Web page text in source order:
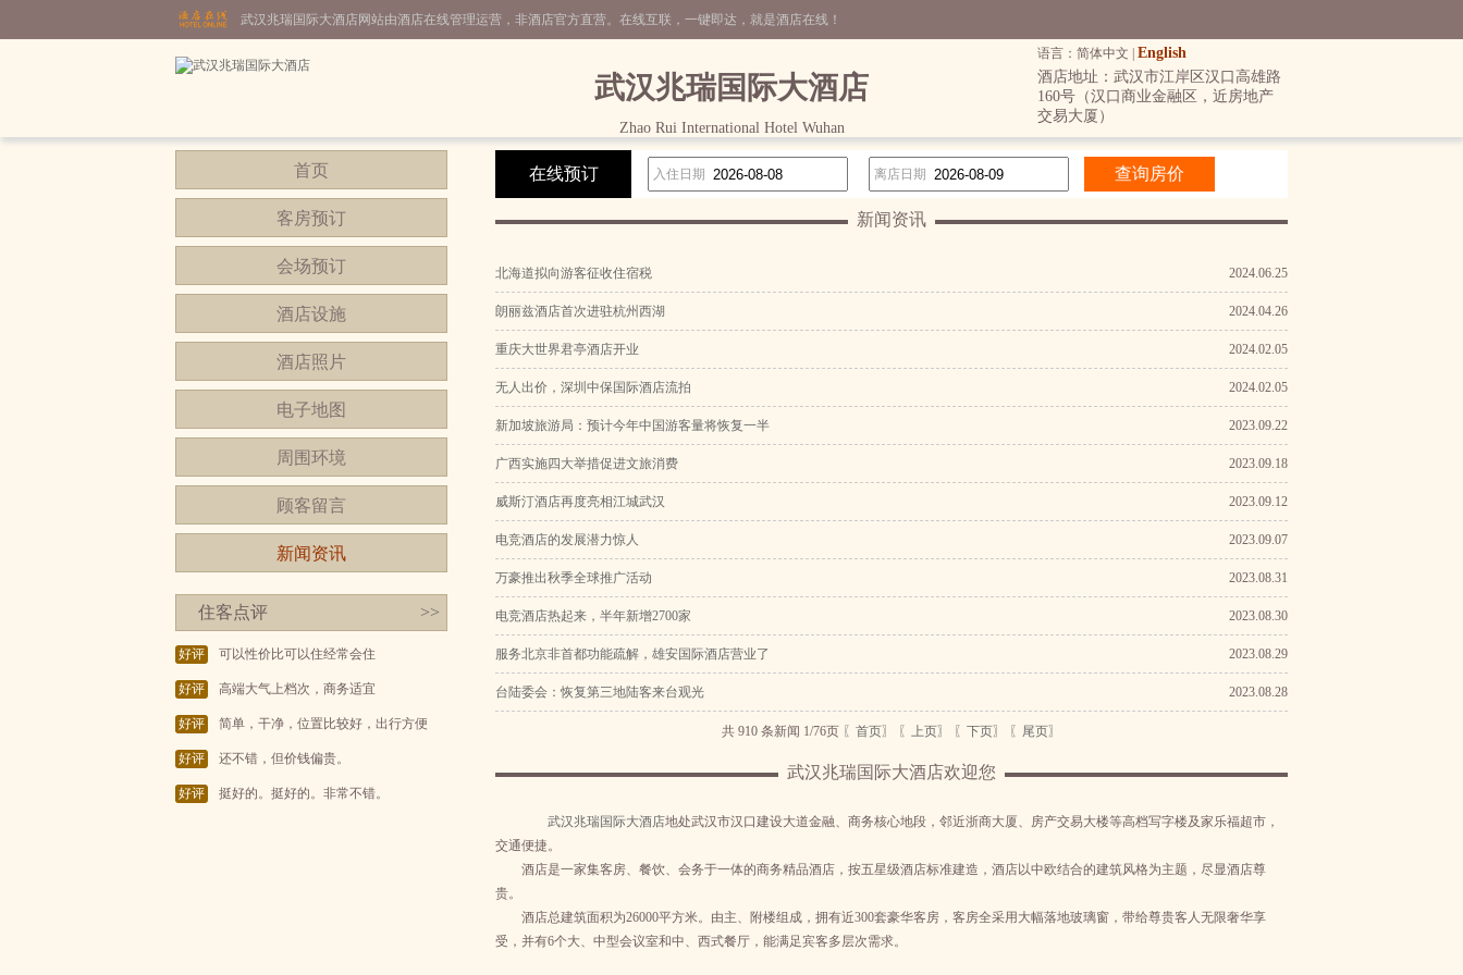
武汉兆瑞国际大酒店网站由酒店在线管理运营，非酒店官方直营。在线互联，一键即达，就是酒店在线！
语言：简体中文 | English
武汉兆瑞国际大酒店
Zhao Rui International Hotel Wuhan
酒店地址：武汉市江岸区汉口高雄路
160号（汉口商业金融区，近房地产
交易大厦）
首页
客房预订
会场预订
酒店设施
酒店照片
电子地图
周围环境
顾客留言
新闻资讯
住客点评 >>
好评 可以性价比可以住经常会住
好评 高端大气上档次，商务适宜
好评 简单，干净，位置比较好，出行方便
好评 还不错，但价钱偏贵。
好评 挺好的。挺好的。非常不错。
在线预订 入住日期 离店日期
新闻资讯
北海道拟向游客征收住宿税 2024.06.25
朗丽兹酒店首次进驻杭州西湖 2024.04.26
重庆大世界君亭酒店开业 2024.02.05
无人出价，深圳中保国际酒店流拍 2024.02.05
新加坡旅游局：预计今年中国游客量将恢复一半 2023.09.22
广西实施四大举措促进文旅消费 2023.09.18
威斯汀酒店再度亮相江城武汉 2023.09.12
电竞酒店的发展潜力惊人 2023.09.07
万豪推出秋季全球推广活动 2023.08.31
电竞酒店热起来，半年新增2700家 2023.08.30
服务北京非首都功能疏解，雄安国际酒店营业了 2023.08.29
台陆委会：恢复第三地陆客来台观光 2023.08.28
共 910 条新闻 1/76页 〖首页〗 〖上页〗 〖下页〗 〖尾页〗
武汉兆瑞国际大酒店欢迎您
武汉兆瑞国际大酒店地处武汉市汉口建设大道金融、商务核心地段，邻近浙商大厦、房产交易大楼等高档写字楼及家乐福超市，
交通便捷。
酒店是一家集客房、餐饮、会务于一体的商务精品酒店，按五星级酒店标准建造，酒店以中欧结合的建筑风格为主题，尽显酒店尊
贵。
酒店总建筑面积为26000平方米。由主、附楼组成，拥有近300套豪华客房，客房全采用大幅落地玻璃窗，带给尊贵客人无限奢华享
受，并有6个大、中型会议室和中、西式餐厅，能满足宾客多层次需求。